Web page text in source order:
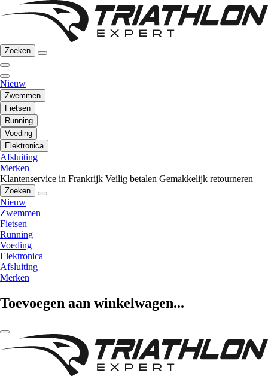
Zoeken
Nieuw
Zwemmen
Fietsen
Running
Voeding
Elektronica
Afsluiting
Merken
Klantenservice in Frankrijk Veilig betalen Gemakkelijk retourneren
Zoeken
Nieuw
Zwemmen
Fietsen
Running
Voeding
Elektronica
Afsluiting
Merken
Toevoegen aan winkelwagen...